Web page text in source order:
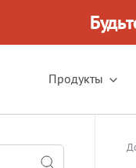
Продукты